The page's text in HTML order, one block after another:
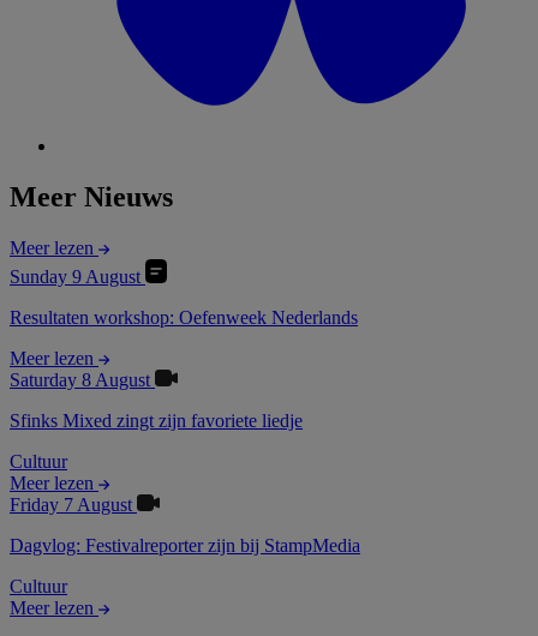
Meer Nieuws
Meer lezen
Sunday 9 August
Resultaten workshop: Oefenweek Nederlands
Meer lezen
Saturday 8 August
Sfinks Mixed zingt zijn favoriete liedje
Cultuur
Meer lezen
Friday 7 August
Dagvlog: Festivalreporter zijn bij StampMedia
Cultuur
Meer lezen